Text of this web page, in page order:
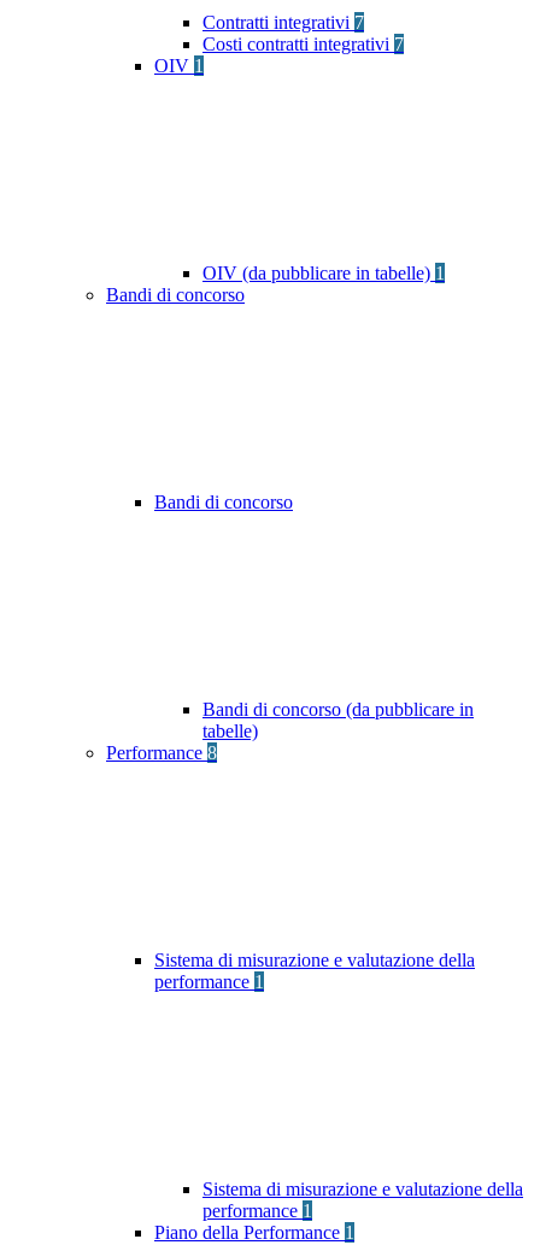
Contratti integrativi 7
Costi contratti integrativi 7
OIV 1
OIV (da pubblicare in tabelle) 1
Bandi di concorso
Bandi di concorso
Bandi di concorso (da pubblicare in
tabelle)
Performance 8
Sistema di misurazione e valutazione della
performance 1
Sistema di misurazione e valutazione della
performance 1
Piano della Performance 1